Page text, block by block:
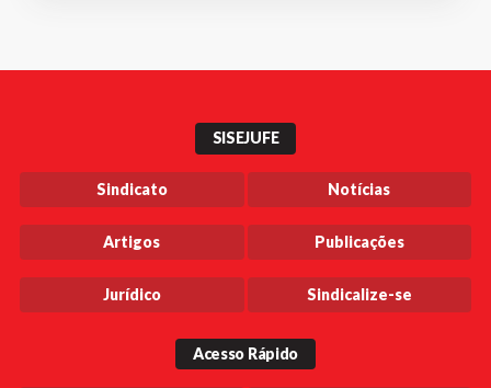
SISEJUFE
Sindicato Notícias
Artigos Publicações
Jurídico Sindicalize-se
Acesso Rápido